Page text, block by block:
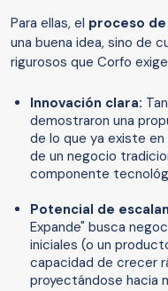
Para ellas, el proceso
una buena idea, sino de
rigurosos que Corfo
Innovación clara:
demostraron una
de lo que ya existe
de un negocio
componente
Potencial de
Expande" busca
iniciales (o un
capacidad de crecer
proyectándose hacia